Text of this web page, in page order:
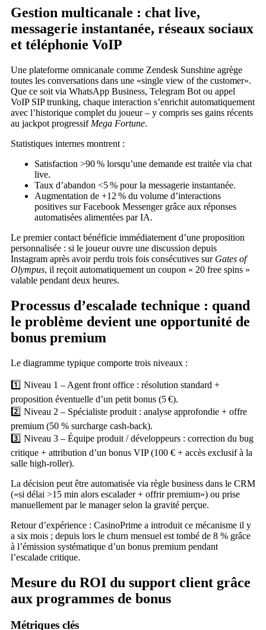
Gestion multicanale : chat live,
messagerie instantanée, réseaux sociaux
et téléphonie VoIP
Une plateforme omnicanale comme Zendesk Sunshine agrège
toutes les conversations dans une «single view of the customer».
Que ce soit via WhatsApp Business, Telegram Bot ou appel
VoIP SIP trunking, chaque interaction s’enrichit automatiquement
avec l’historique complet du joueur – y compris ses gains récents
au jackpot progressif Mega Fortune.
Statistiques internes montrent :
Satisfaction >90 % lorsqu’une demande est traitée via chat
live.
Taux d’abandon <5 % pour la messagerie instantanée.
Augmentation de +12 % du volume d’interactions
positives sur Facebook Messenger grâce aux réponses
automatisées alimentées par IA.
Le premier contact bénéficie immédiatement d’une proposition
personnalisée : si le joueur ouvre une discussion depuis
Instagram après avoir perdu trois fois consécutives sur Gates of
Olympus, il reçoit automatiquement un coupon « 20 free spins »
valable pendant deux heures.
Processus d’escalade technique : quand
le problème devient une opportunité de
bonus premium
Le diagramme typique comporte trois niveaux :
1️⃣ Niveau 1 – Agent front office : résolution standard +
proposition éventuelle d’un petit bonus (5 €).
2️⃣ Niveau 2 – Spécialiste produit : analyse approfondie + offre
premium (50 % surcharge cash‑back).
3️⃣ Niveau 3 – Équipe produit / développeurs : correction du bug
critique + attribution d’un bonus VIP (100 € + accès exclusif à la
salle high‑roller).
La décision peut être automatisée via règle business dans le CRM
(«si délai >15 min alors escalader + offrir premium») ou prise
manuellement par le manager selon la gravité perçue.
Retour d’expérience : CasinoPrime a introduit ce mécanisme il y
a six mois ; depuis lors le churn mensuel est tombé de 8 % grâce
à l’émission systématique d’un bonus premium pendant
l’escalade critique.
Mesure du ROI du support client grâce
aux programmes de bonus
Métriques clés